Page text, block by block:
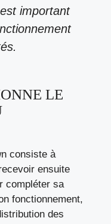
important
LE
consiste à
ensuite
compléter sa
fonctionnement,
des